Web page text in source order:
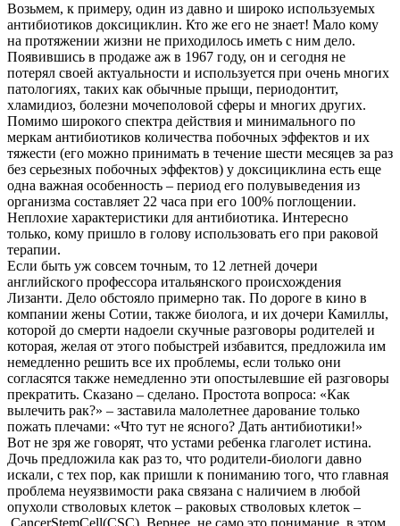
Возьмем, к примеру, один из давно и широко используемых
антибиотиков доксициклин. Кто же его не знает! Мало кому
на протяжении жизни не приходилось иметь с ним дело.
Появившись в продаже аж в 1967 году, он и сегодня не
потерял своей актуальности и используется при очень многих
патологиях, таких как обычные прыщи, периодонтит,
хламидиоз, болезни мочеполовой сферы и многих других.
Помимо широкого спектра действия и минимального по
меркам антибиотиков количества побочных эффектов и их
тяжести (его можно принимать в течение шести месяцев за раз
без серьезных побочных эффектов) у доксициклина есть еще
одна важная особенность – период его полувыведения из
организма составляет 22 часа при его 100% поглощении.
Неплохие характеристики для антибиотика. Интересно
только, кому пришло в голову использовать его при раковой
терапии.
Если быть уж совсем точным, то 12 летней дочери
английского профессора итальянского происхождения
Лизанти. Дело обстояло примерно так. По дороге в кино в
компании жены Сотии, также биолога, и их дочери Камиллы,
которой до смерти надоели скучные разговоры родителей и
которая, желая от этого побыстрей избавится, предложила им
немедленно решить все их проблемы, если только они
согласятся также немедленно эти опостылевшие ей разговоры
прекратить. Сказано – сделано. Простота вопроса: «Как
вылечить рак?» – заставила малолетнее дарование только
пожать плечами: «Что тут не ясного? Дать антибиотики!»
Вот не зря же говорят, что устами ребенка глаголет истина.
Дочь предложила как раз то, что родители-биологи давно
искали, с тех пор, как пришли к пониманию того, что главная
проблема неуязвимости рака связана с наличием в любой
опухоли стволовых клеток – раковых стволовых клеток –